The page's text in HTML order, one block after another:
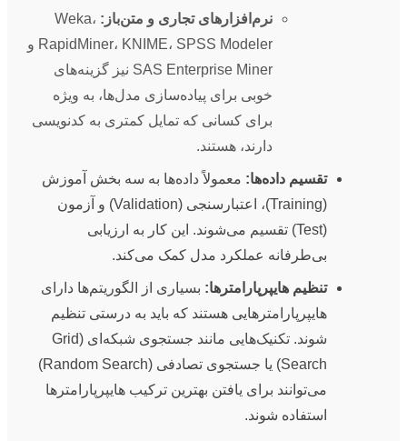
نرم‌افزارهای تجاری و متن‌باز: Weka،
RapidMiner، KNIME، SPSS Modeler و
SAS Enterprise Miner نیز گزینه‌های
خوبی برای پیاده‌سازی مدل‌ها، به ویژه
برای کسانی که تمایل کمتری به کدنویسی
دارند، هستند.
تقسیم داده‌ها: معمولاً داده‌ها به سه بخش آموزش
(Training)، اعتبارسنجی (Validation) و آزمون
(Test) تقسیم می‌شوند. این کار به ارزیابی
بی‌طرفانه عملکرد مدل کمک می‌کند.
تنظیم هایپرپارامترها: بسیاری از الگوریتم‌ها دارای
هایپرپارامترهایی هستند که باید به درستی تنظیم
شوند. تکنیک‌هایی مانند جستجوی شبکه‌ای (Grid
Search) یا جستجوی تصادفی (Random Search)
می‌توانند برای یافتن بهترین ترکیب هایپرپارامترها
استفاده شوند.